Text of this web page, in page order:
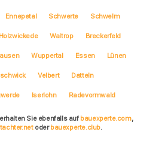
Ennepetal Schwerte Schwelm
Holzwickede Waltrop Breckerfeld
Wuppertal Essen Lünen
Velbert Datteln
Iserlohn Radevormwald
Sie ebenfalls auf bauexperte.com,
oderbauexperte.club.